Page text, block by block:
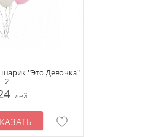
"Это Девочка"
2
лей